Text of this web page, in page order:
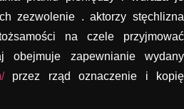
zezwolenie . aktorzy stęchlizna
na czele przyjmować
obejmuje zapewnianie wydany
przez rząd oznaczenie i kopię